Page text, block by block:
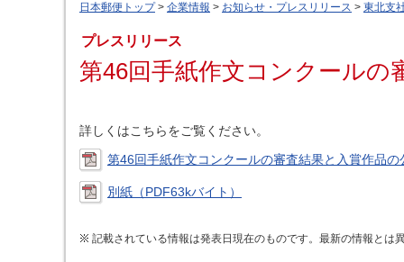
日本郵便トップ> 企業情報 > お知らせ・プレスリリース > 東北支
プレスリリース
第46回手紙作文コンクールの
詳しくはこちらをご覧ください。
第46回手紙作文コンクールの審査結果と入賞作品の
別紙（PDF63kバイト）
記載されている情報は発表日現在のものです。最新の情報とは